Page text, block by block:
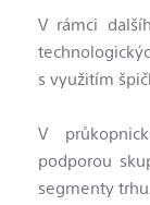
V rámci
s využitím
V
podporou
segmenty